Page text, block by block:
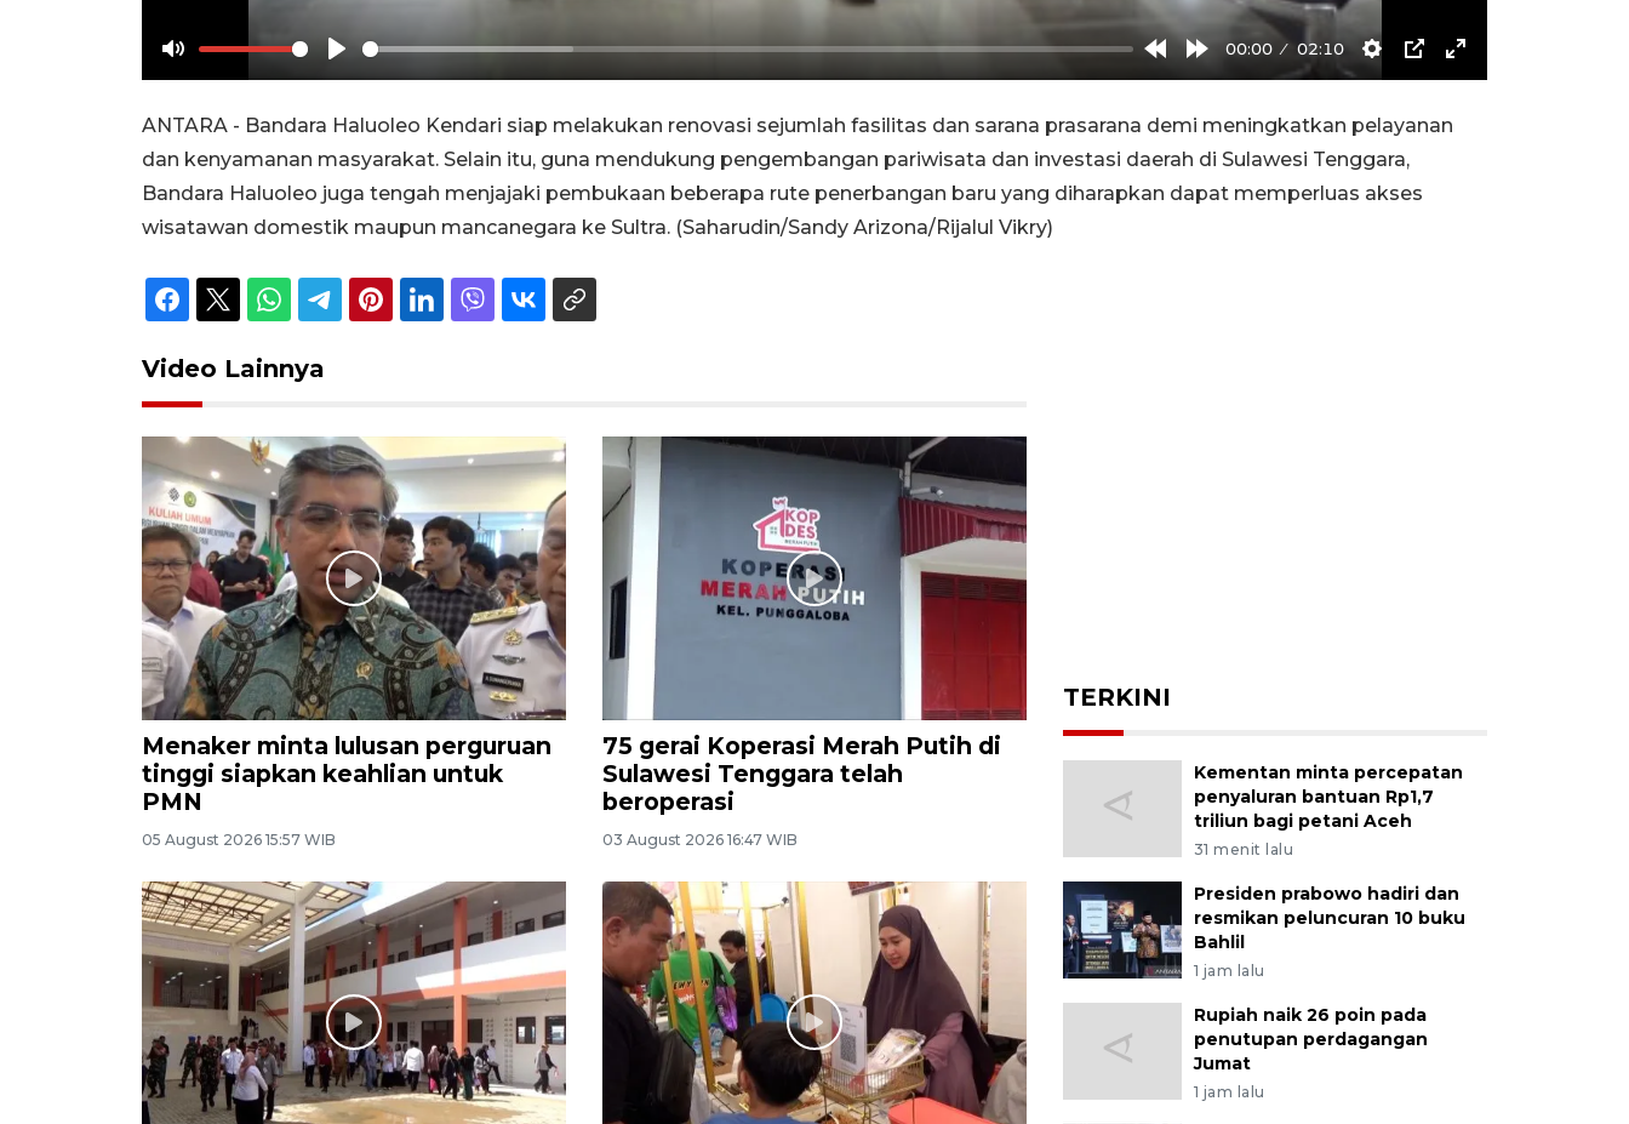
Mute Play
RewindForward
00:00 02:10
Settings
PIP Enter
ANTARA - Bandara Haluoleo Kendari siap melakukan renovasi sejumlah fasilitas dan sarana prasarana demi meningkatkan pelayanan
dan kenyamanan masyarakat. Selain itu, guna mendukung pengembangan pariwisata dan investasi daerah di Sulawesi Tenggara,
Bandara Haluoleo juga tengah menjajaki pembukaan beberapa rute penerbangan baru yang diharapkan dapat memperluas akses
wisatawan domestik maupun mancanegara ke Sultra. (Saharudin/Sandy Arizona/Rijalul Vikry)
Video Lainnya
Menaker minta lulusan perguruan
tinggi siapkan keahlian untuk
PMN
05 August 2026 15:57 WIB
75 gerai Koperasi Merah Putih di
Sulawesi Tenggara telah
beroperasi
03 August 2026 16:47 WIB
TERKINI
Kementan minta percepatan
penyaluran bantuan Rp1,7
triliun bagi petani Aceh
31 menit lalu
Presiden prabowo hadiri dan
resmikan peluncuran 10 buku
Bahlil
1 jam lalu
Rupiah naik 26 poin pada
penutupan perdagangan
Jumat
1 jam lalu